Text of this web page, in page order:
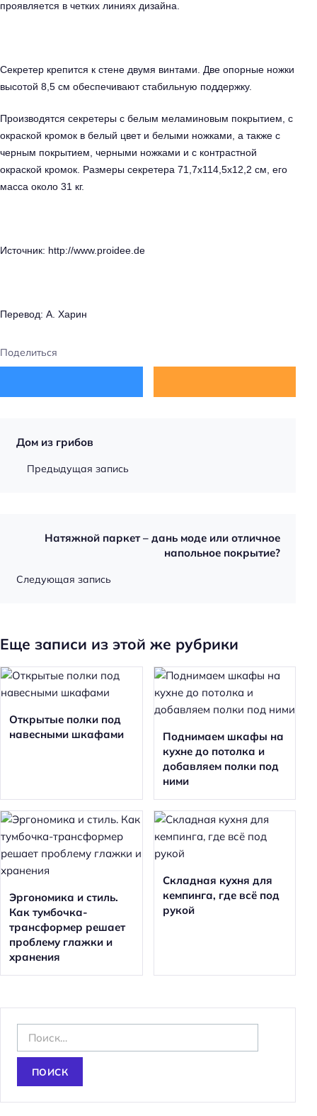
проявляется в четких линиях дизайна.
Секретер крепится к стене двумя винтами. Две опорные ножки
высотой 8,5 см обеспечивают стабильную поддержку.
Производятся секретеры с белым меламиновым покрытием, с
окраской кромок в белый цвет и белыми ножками, а также с
черным покрытием, черными ножками и с контрастной
окраской кромок. Размеры секретера 71,7х114,5х12,2 см, его
масса около 31 кг.
Источник: http://www.proidee.de
Перевод: А. Харин
Поделиться
Дом из грибов
Предыдущая запись
Натяжной паркет – дань моде или отличное
напольное покрытие?
Следующая запись
Еще записи из этой же рубрики
Открытые полки под
навесными шкафами
Поднимаем шкафы на
кухне до потолка и
добавляем полки под
ними
Эргономика и стиль.
Как тумбочка-
трансформер решает
проблему глажки и
хранения
Складная кухня для
кемпинга, где всё под
рукой
а
и